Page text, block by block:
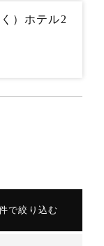
）ホテル2
で絞り込む